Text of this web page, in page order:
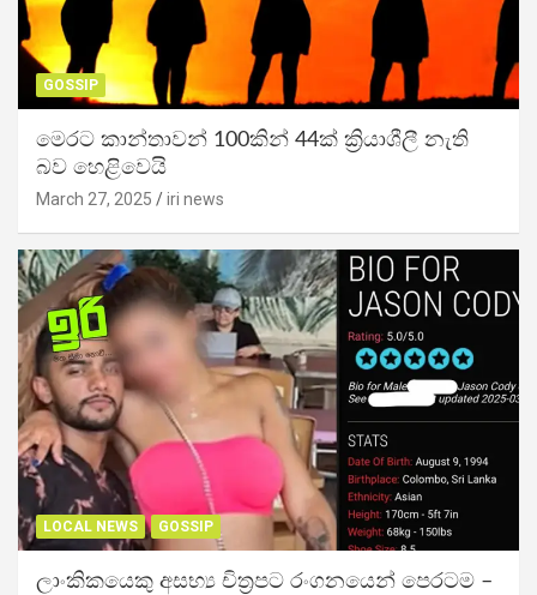
GOSSIP
මෙරට කාන්තාවන් 100කින් 44ක් ක්‍රියාශීලී නැති
බව හෙළිවෙයි
March 27, 2025 iri news
LOCAL NEWS GOSSIP
ලාංකිකයෙකු අසභ්‍ය චිත්‍රපට රංගනයෙන් පෙරටම –